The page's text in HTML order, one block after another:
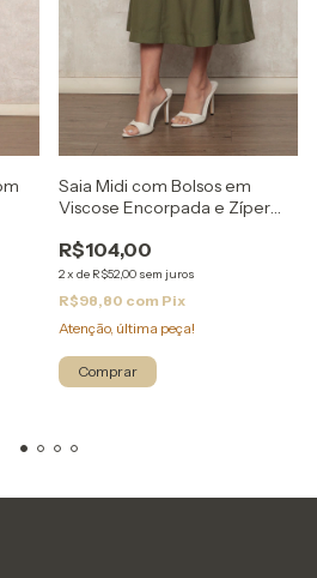
Saia Midi com Bolsos em
Viscose Encorpada e Zíper
R$104,00
2x de R$52,00 sem juros
R$98,80 com Pix
Atenção, última peça!
Comprar